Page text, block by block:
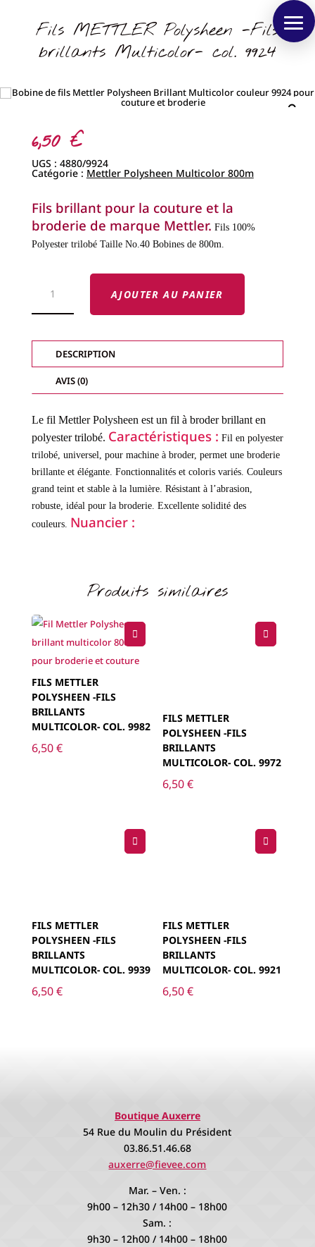
Fils METTLER Polysheen -Fils
brillants Multicolor- col. 9924
6,50 €
UGS : 4880/9924
Catégorie : Mettler Polysheen Multicolor 800m
Fils brillant pour la couture et la
broderie de marque Mettler. Fils 100%
Polyester trilobé Taille No.40 Bobines de 800m.
POLYSHEEN
FILS
BRILLANTS
MULTICOLOR-
COL.
AJOUTER AU PANIER
DESCRIPTION
AVIS (0)
Le fil Mettler Polysheen est un fil à broder brillant en
polyester trilobé. Caractéristiques : Fil en polyester
trilobé, universel, pour machine à broder, permet une broderie
brillante et élégante. Fonctionnalités et coloris variés. Couleurs
grand teint et stable à la lumière. Résistant à l’abrasion,
robuste, idéal pour la broderie. Excellente solidité des
couleurs. Nuancier :
Produits similaires
FILS METTLER
POLYSHEEN -FILS
BRILLANTS
MULTICOLOR- COL. 9982
6,50€
FILS METTLER
POLYSHEEN -FILS
BRILLANTS
MULTICOLOR- COL. 9972
6,50€
FILS METTLER
POLYSHEEN -FILS
BRILLANTS
MULTICOLOR- COL. 9939
6,50€
FILS METTLER
POLYSHEEN -FILS
BRILLANTS
MULTICOLOR- COL. 9921
6,50€
Boutique Auxerre
54 Rue du Moulin du Président
03.86.51.46.68
auxerre@fievee.com
Mar. – Ven. :
9h00 – 12h30 / 14h00 – 18h00
Sam. :
9h30 – 12h00 / 14h00 – 18h00